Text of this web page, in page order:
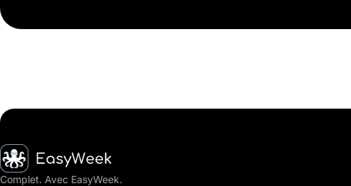
Accueil
Complet. Avec EasyWeek.